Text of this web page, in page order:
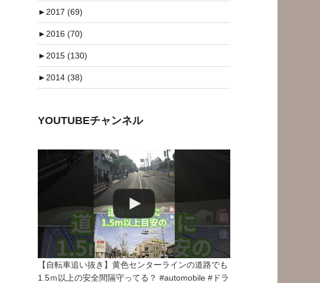
►2017 (69)
►2016 (70)
►2015 (130)
►2014 (38)
YOUTUBEチャンネル
【自転車追い抜き】黄色センターラインの道路でも
1.5ｍ以上の安全間隔守ってる？ #automobile #ドラ